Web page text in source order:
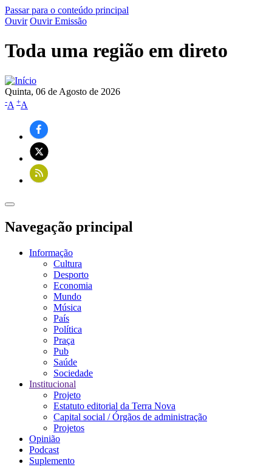
Passar para o conteúdo principal
Ouvir Ouvir Emissão
Toda uma região em direto
Quinta, 06 de Agosto de 2026
-A +A
Navegação principal
Informação
Cultura
Desporto
Economia
Mundo
Música
País
Política
Praça
Pub
Saúde
Sociedade
Institucional
Projeto
Estatuto editorial da Terra Nova
Capital social / Órgãos de administração
Projetos
Opinião
Podcast
Suplemento